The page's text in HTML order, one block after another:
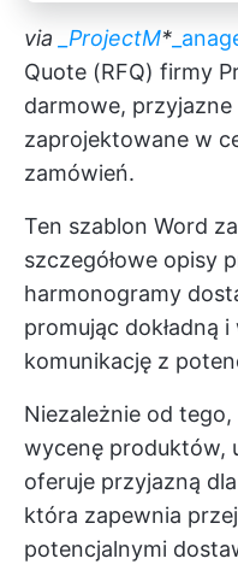
via _ProjectM*
Quote (RFQ) firmy
darmowe,
zaprojektowane w
zamówień.
Ten szablon Word
szczegółowe opisy
harmonogramy
promując dokładną
komunikację z
Niezależnie od
wycenę produktów,
oferuje przyjazną
która zapewnia
potencjalnymi